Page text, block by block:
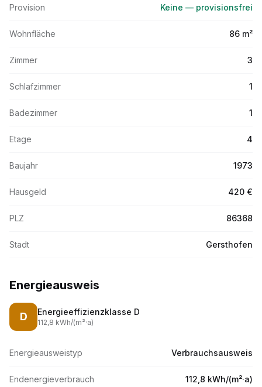
Provision Keine — provisionsfrei
Wohnfläche 86 m²
Zimmer 3
Schlafzimmer 1
Badezimmer 1
Etage 4
Baujahr 1973
Hausgeld 420 €
PLZ 86368
Stadt Gersthofen
Energieausweis
D Energieeffizienzklasse D
112,8 kWh/(m²·a)
Energieausweistyp Verbrauchsausweis
Endenergieverbrauch 112,8 kWh/(m²·a)